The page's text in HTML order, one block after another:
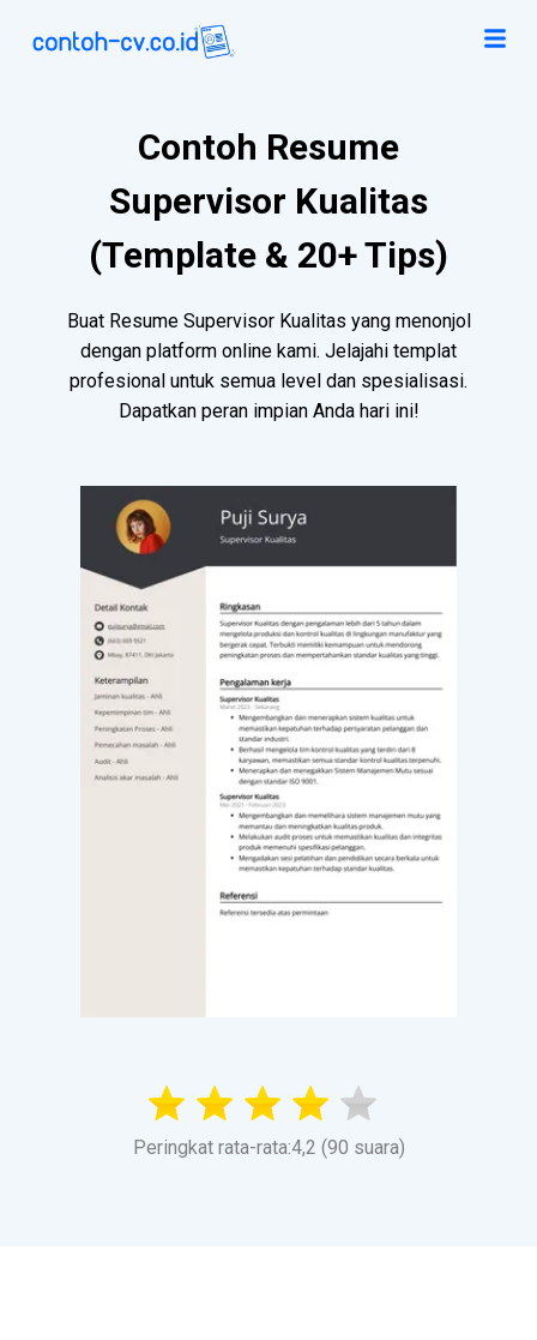
Contoh Resume
Supervisor Kualitas
(Template & 20+ Tips)
Buat Resume Supervisor Kualitas yang menonjol
dengan platform online kami. Jelajahi templat
profesional untuk semua level dan spesialisasi.
Dapatkan peran impian Anda hari ini!
Peringkat rata-rata:4,2 (90 suara)